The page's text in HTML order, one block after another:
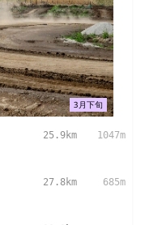
3月下旬
25.9km 1047m
27.8km 685m